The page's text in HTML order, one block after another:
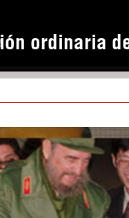
ordinaria